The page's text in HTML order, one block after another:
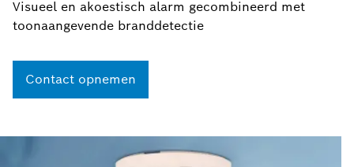
Visueel en akoestisch alarm gecombineerd met
toonaangevende branddetectie
Contact opnemen